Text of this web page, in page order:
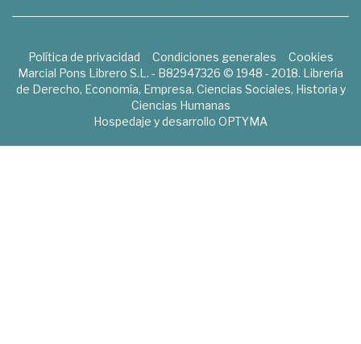
Política de privacidad Condiciones generales
Cookies
Marcial Pons Librero S.L. - B82947326 © 1948 - 2018. Librería
de Derecho, Economía, Empresa, Ciencias Sociales, Historia y
Ciencias Humanas
Hospedaje y desarrollo OPTYMA